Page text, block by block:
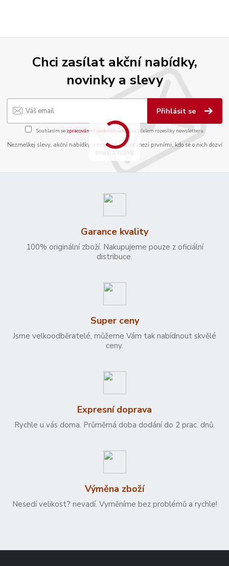
Chci zasílat akční nabídky,
novinky a slevy
Přihlásit se
Souhlasím se zpracováním osobních údajůza účelem rozesílky newsletteru.
Nezmeškej slevy, akční nabídky a novinky a buď mezi prvními, kdo se o nich dozví
(max. 1 týdně)
Garance kvality
100% originální zboží. Nakupujeme pouze z oficiální
distribuce.
Super ceny
Jsme velkoodběratelé, můžeme Vám tak nabídnout skvělé
ceny.
Expresní doprava
Rychle u vás doma. Průměrná doba dodání do 2 prac. dnů.
Výměna zboží
Nesedí velikost? nevadí. Vyměníme bez problémů a rychle!